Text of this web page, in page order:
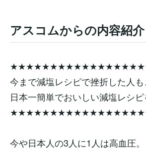
アスコムからの内容紹介
今まで減塩レシピで挫折した人も
日本一簡単でおいしい減塩レシ
今や日本人の3人に1人は高血圧。